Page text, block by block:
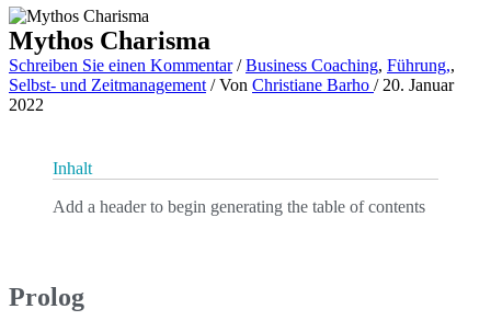
Mythos Charisma
Schreiben Sie einen Kommentar /Business Coaching, Führung,,
Selbst- und Zeitmanagement / Von Christiane Barho / 20. Januar
2022
Inhalt
Add a header to begin generating the table of contents
Prolog